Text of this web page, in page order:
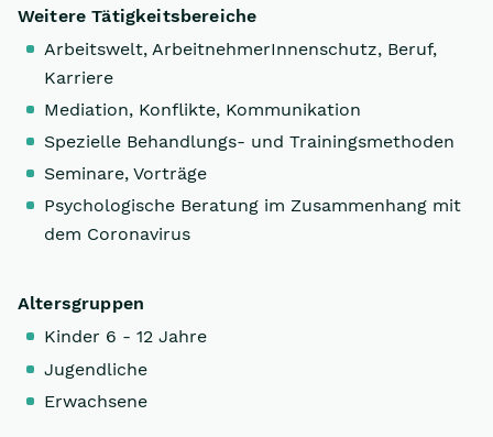
Weitere Tätigkeitsbereiche
Arbeitswelt, ArbeitnehmerInnenschutz, Beruf,
Karriere
Mediation, Konflikte, Kommunikation
Spezielle Behandlungs- und Trainingsmethoden
Seminare, Vorträge
Psychologische Beratung im Zusammenhang mit
dem Coronavirus
Altersgruppen
Kinder 6 - 12 Jahre
Jugendliche
Erwachsene